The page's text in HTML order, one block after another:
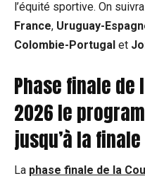
l’équité sportive. On
France, Uruguay-
Colombie-Portugal et
Phase finale de
2026 le
jusqu’à la finale
La phase finale de la